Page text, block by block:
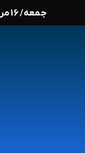
جمعه/ 16 مرداد / 1405